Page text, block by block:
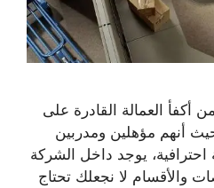
العمالة القادرة على
أنهم مؤهلين ومدربين
احترافية، يوجد داخل الشركة
والأقسام لا نجعلك تحتاج